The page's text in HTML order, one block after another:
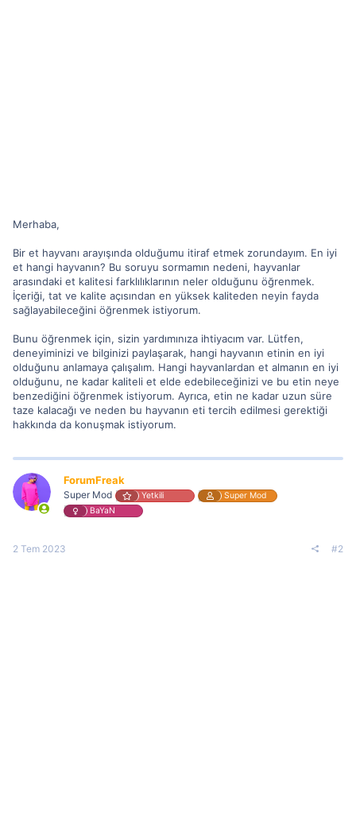
Merhaba,
Bir et hayvanı arayışında olduğumu itiraf etmek zorundayım. En iyi
et hangi hayvanın? Bu soruyu sormamın nedeni, hayvanlar
arasındaki et kalitesi farklılıklarının neler olduğunu öğrenmek.
İçeriği, tat ve kalite açısından en yüksek kaliteden neyin fayda
sağlayabileceğini öğrenmek istiyorum.
Bunu öğrenmek için, sizin yardımınıza ihtiyacım var. Lütfen,
deneyiminizi ve bilginizi paylaşarak, hangi hayvanın etinin en iyi
olduğunu anlamaya çalışalım. Hangi hayvanlardan et almanın en iyi
olduğunu, ne kadar kaliteli et elde edebileceğinizi ve bu etin neye
benzediğini öğrenmek istiyorum. Ayrıca, etin ne kadar uzun süre
taze kalacağı ve neden bu hayvanın eti tercih edilmesi gerektiği
hakkında da konuşmak istiyorum.
ForumFreak
Super Mod Yetkili
Super Mod
BaYaN
2 Tem 2023 #2